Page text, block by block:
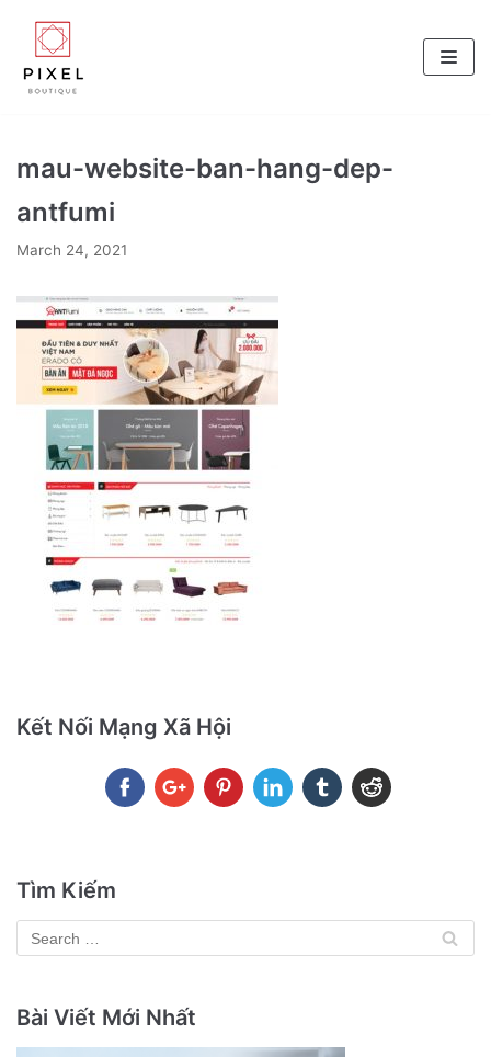
Skip
to
content
mau-website-ban-hang-dep-
antfumi
March 24, 2021
Kết Nối Mạng Xã Hội
Tìm Kiếm
Bài Viết Mới Nhất